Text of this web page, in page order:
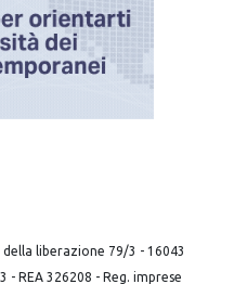
liberazione 79/3 - 16043
- REA 326208 - Reg. imprese